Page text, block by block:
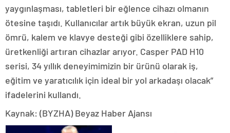
yaygınlaşması, tabletleri bir eğlence cihazı olmanın
ötesine taşıdı. Kullanıcılar artık büyük ekran, uzun pil
ömrü, kalem ve klavye desteği gibi özelliklere sahip,
üretkenliği artıran cihazlar arıyor. Casper PAD H10
serisi, 34 yıllık deneyimimizin bir ürünü olarak iş,
eğitim ve yaratıcılık için ideal bir yol arkadaşı olacak”
ifadelerini kullandı.
Kaynak: (BYZHA) Beyaz Haber Ajansı